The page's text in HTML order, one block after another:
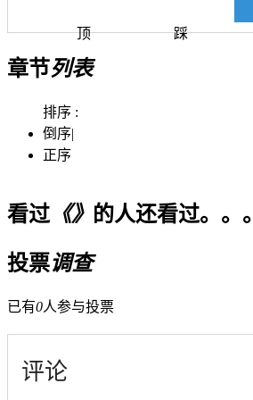
顶 踩
章节列表
排序 :
倒序|
正序
看过《》 的人还看过。。。
投票调查
已有0人参与投票
评论